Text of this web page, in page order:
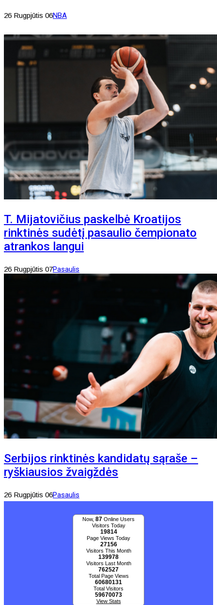
26 Rugpjūtis 06NBA
T. Mijatovičius paskelbė Kroatijos
rinktinės sudėtį pasaulio čempionato
atrankos langui
26 Rugpjūtis 07Pasaulis
Serbijos rinktinės kandidatų sąraše –
ryškiausios žvaigždės
26 Rugpjūtis 06Pasaulis
Now, 87 Online Users
Visitors Today
19814
Page Views Today
27156
Visitors This Month
139978
Visitors Last Month
762527
Total Page Views
60680131
Total Visitors
59670073
View Stats